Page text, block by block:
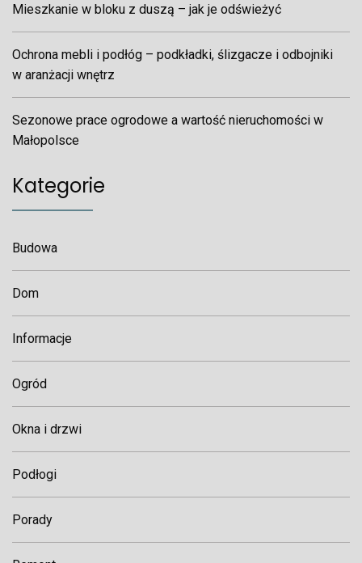
Mieszkanie w bloku z duszą – jak je odświeżyć
Ochrona mebli i podłóg – podkładki, ślizgacze i odbojniki
w aranżacji wnętrz
Sezonowe prace ogrodowe a wartość nieruchomości w
Małopolsce
Kategorie
Budowa
Dom
Informacje
Ogród
Okna i drzwi
Podłogi
Porady